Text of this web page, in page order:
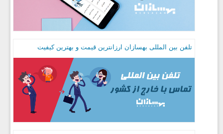
تلفن بین المللی بهسازان ارزانترین قیمت و بهترین کیفیت